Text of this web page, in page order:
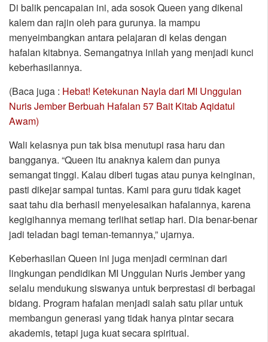
Di balik pencapaian ini, ada sosok Queen yang dikenal
kalem dan rajin oleh para gurunya. Ia mampu
menyeimbangkan antara pelajaran di kelas dengan
hafalan kitabnya. Semangatnya inilah yang menjadi kunci
keberhasilannya.
(Baca juga : Hebat! Ketekunan Nayla dari MI Unggulan
Nuris Jember Berbuah Hafalan 57 Bait Kitab Aqidatul
Awam)
Wali kelasnya pun tak bisa menutupi rasa haru dan
bangganya. “Queen itu anaknya kalem dan punya
semangat tinggi. Kalau diberi tugas atau punya keinginan,
pasti dikejar sampai tuntas. Kami para guru tidak kaget
saat tahu dia berhasil menyelesaikan hafalannya, karena
kegigihannya memang terlihat setiap hari. Dia benar-benar
jadi teladan bagi teman-temannya,” ujarnya.
Keberhasilan Queen ini juga menjadi cerminan dari
lingkungan pendidikan MI Unggulan Nuris Jember yang
selalu mendukung siswanya untuk berprestasi di berbagai
bidang. Program hafalan menjadi salah satu pilar untuk
membangun generasi yang tidak hanya pintar secara
akademis, tetapi juga kuat secara spiritual.